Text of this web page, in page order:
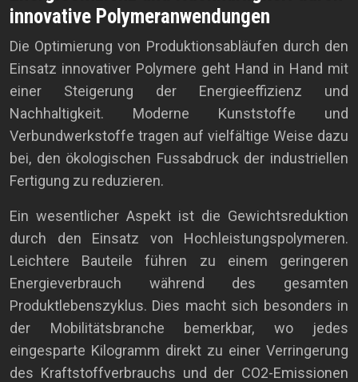
innovative Polymeranwendungen
Die Optimierung von Produktionsabläufen durch den
Einsatz innovativer Polymere geht Hand in Hand mit
einer Steigerung der Energieeffizienz und
Nachhaltigkeit. Moderne Kunststoffe und
Verbundwerkstoffe tragen auf vielfältige Weise dazu
bei, den ökologischen Fussabdruck der industriellen
Fertigung zu reduzieren.
Ein wesentlicher Aspekt ist die Gewichtsreduktion
durch den Einsatz von Hochleistungspolymeren.
Leichtere Bauteile führen zu einem geringeren
Energieverbrauch während des gesamten
Produktlebenszyklus. Dies macht sich besonders in
der Mobilitätsbranche bemerkbar, wo jedes
eingesparte Kilogramm direkt zu einer Verringerung
des Kraftstoffverbrauchs und der CO2-Emissionen